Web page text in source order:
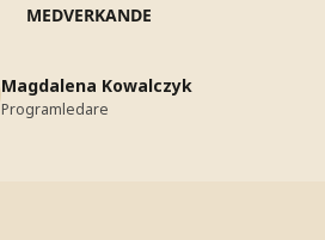
MEDVERKANDE
Magdalena Kowalczyk
Programledare